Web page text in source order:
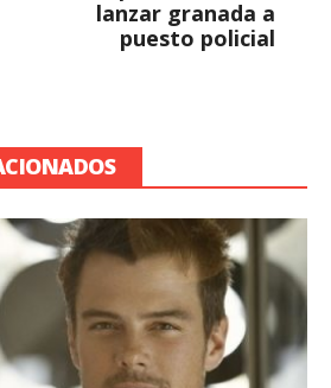
lanzar granada a
puesto policial